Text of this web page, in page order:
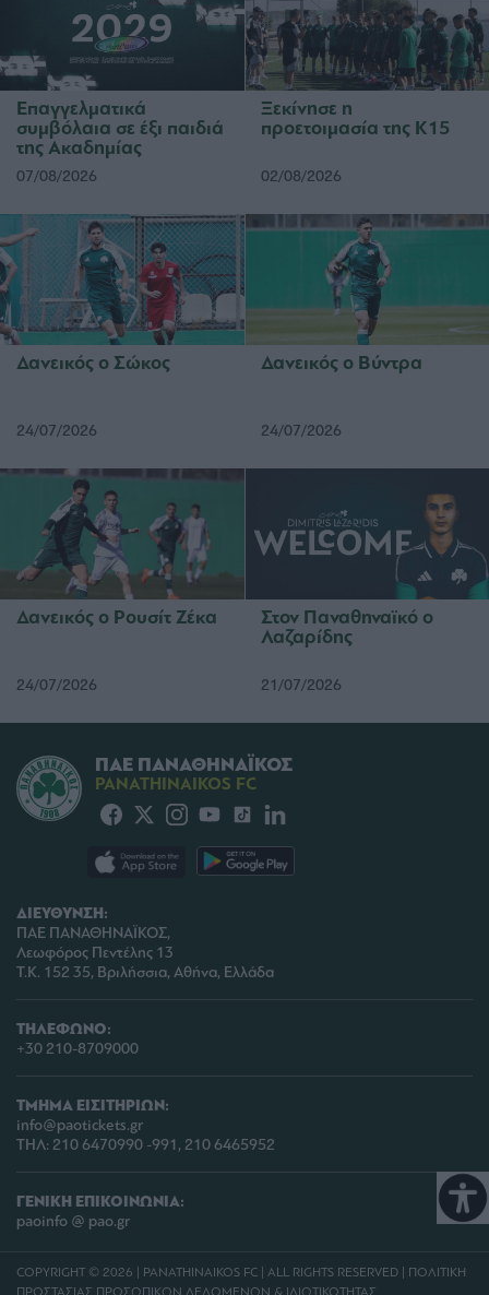
Επαγγελματικά
συμβόλαια σε έξι παιδιά
της Ακαδημίας
07/08/2026
Ξεκίνησε η
προετοιμασία της Κ15
02/08/2026
Δανεικός ο Σώκος
24/07/2026
Δανεικός ο Βύντρα
24/07/2026
Δανεικός ο Ρουσίτ Ζέκα
24/07/2026
Στον Παναθηναϊκό ο
Λαζαρίδης
21/07/2026
ΔΙΕΥΘΥΝΣΗ:
ΠΑΕ ΠΑΝΑΘΗΝΑΪΚΟΣ,
Λεωφόρος Πεντέλης 13
Τ.Κ. 152 35, Βριλήσσια, Αθήνα, Ελλάδα
ΤΗΛΕΦΩΝΟ:
+30 210-8709000
ΤΜΗΜΑ ΕΙΣΙΤΗΡΙΩΝ:
info@paotickets.gr
ΤΗΛ: 210 6470990 -991, 210 6465952
ΓΕΝΙΚΗ ΕΠΙΚΟΙΝΩΝΙΑ:
paoinfo @ pao.gr
ΠΑΕ ΠΑΝΑΘΗΝΑΪΚΟΣ
PANATHINAIKOS FC
COPYRIGHT © 2026 | PANATHINAIKOS FC | ALL RIGHTS RESERVED | ΠΟΛΙΤΙΚΗ
ΠΡΟΣΤΑΣΙΑΣ ΠΡΟΣΩΠΙΚΩΝ ΔΕΔΟΜΕΝΩΝ & ΙΔΙΩΤΙΚΟΤΗΤΑΣ